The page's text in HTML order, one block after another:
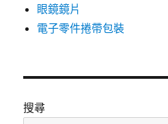
眼鏡鏡片
電子零件捲帶包裝
搜尋